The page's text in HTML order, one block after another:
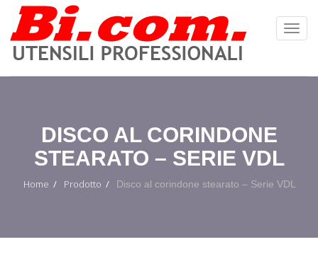
DISCO AL CORINDONE
STEARATO – SERIE VDL
Home Prodotto Disco al corindone stearato – Serie VDL